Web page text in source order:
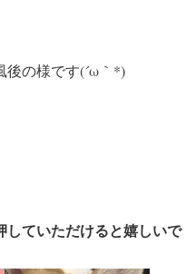
後の様です(´ω｀*)
していただけると嬉しいで